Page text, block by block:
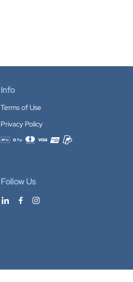
Info
Terms of Use
Privacy Policy
Accepted payment methods
Follow Us